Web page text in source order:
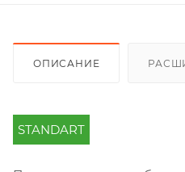
ОПИСАНИЕ
STANDART